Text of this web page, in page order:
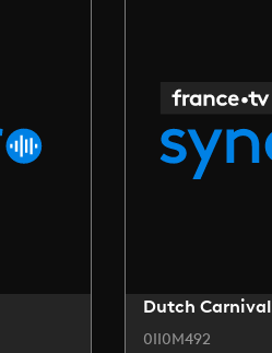
Dutch Carnival
0II0M492